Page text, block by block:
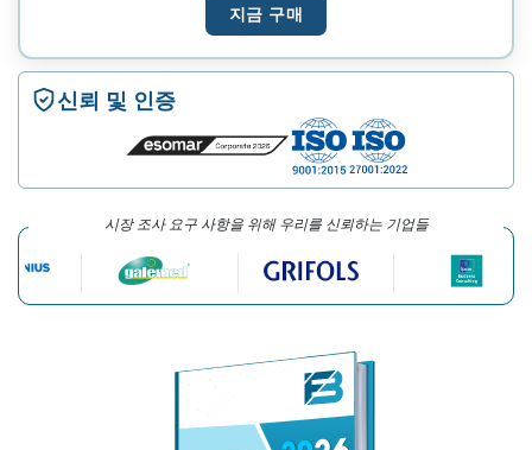
지금 구매
신뢰 및 인증
시장 조사 요구 사항을 위해 우리를 신뢰하는 기업들